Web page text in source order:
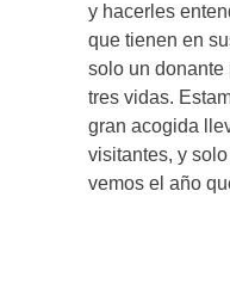
y hacerles
que tienen en
solo un donante
tres vidas.
gran acogida
visitantes, y
vemos el año